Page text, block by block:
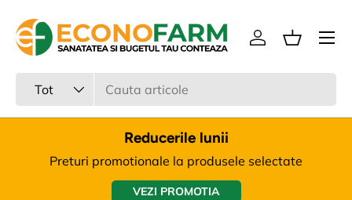
Sari la continut
Tot
Intra in cont
Cos
Meniu
Reducerile lunii
Preturi promotionale la produsele selectate
VEZI PROMOTIA